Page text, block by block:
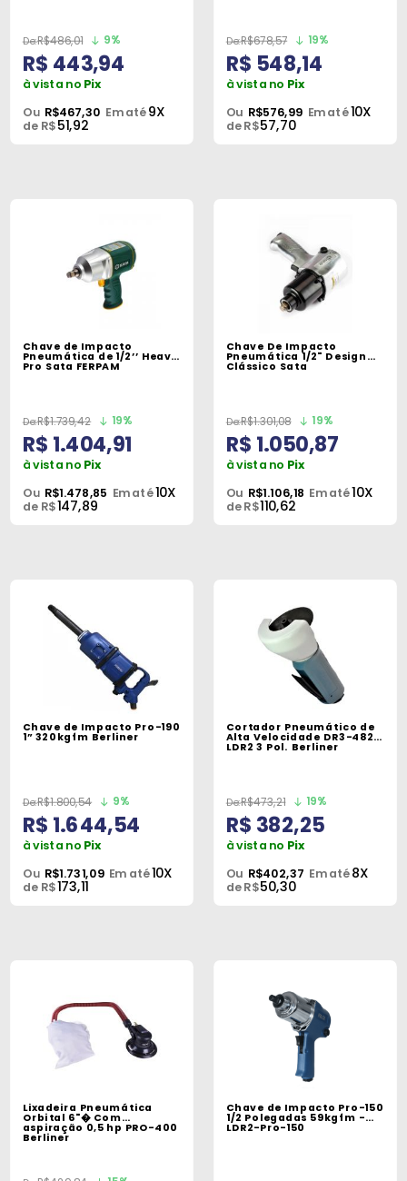
Oficina
Mecânica
R$486,01 9%
R$ 443,94
à vista no Pix
Ou R$467,30 Em até9X
de R$51,92
R$678,57 19%
R$ 548,14
à vista no Pix
Ou R$576,99 Em até10X
de R$57,70
Chave de Impacto
Pneumática de 1/2’’ Heavy
Pro Sata FERPAM
R$1.739,42 19%
R$ 1.404,91
à vista no Pix
Ou R$1.478,85 Em até10X
de R$147,89
Chave De Impacto
Pneumática 1/2" Design
Clássico Sata
R$1.301,08 19%
R$ 1.050,87
à vista no Pix
Ou R$1.106,18 Em até10X
de R$110,62
Chave de Impacto Pro-190
1” 320kgfm Berliner
R$1.800,54 9%
R$ 1.644,54
à vista no Pix
Ou R$1.731,09 Em até10X
de R$173,11
Cortador Pneumático de
Alta Velocidade DR3-4828
LDR2 3 Pol. Berliner
R$473,21 19%
R$ 382,25
à vista no Pix
Ou R$402,37 Em até8X
de R$50,30
Lixadeira Pneumática
Orbital 6"� Com
aspiração 0,5 hp PRO-400
Berliner
Chave de Impacto Pro-150
1/2 Polegadas 59kgfm -
LDR2-Pro-150